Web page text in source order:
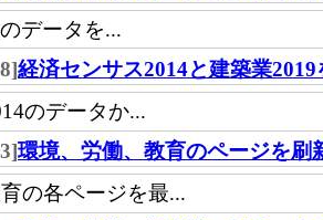
データを...
経済センサス2014と建築業2019
のデータか...
環境、労働、教育のページを刷
の各ページを最...